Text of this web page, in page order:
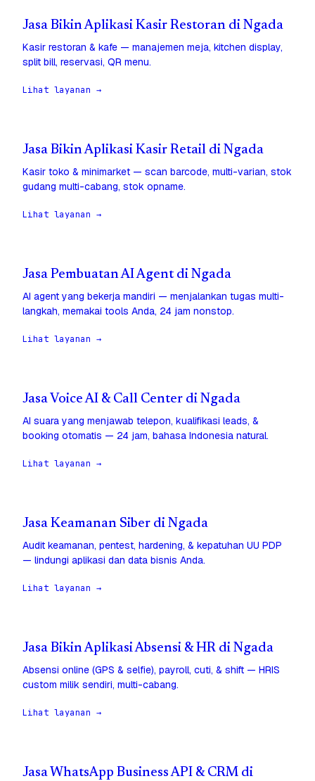
Jasa Bikin Aplikasi Kasir Restoran di Ngada
Kasir restoran & kafe — manajemen meja, kitchen display,
split bill, reservasi, QR menu.
Lihat layanan →
Jasa Bikin Aplikasi Kasir Retail di Ngada
Kasir toko & minimarket — scan barcode, multi-varian, stok
gudang multi-cabang, stok opname.
Lihat layanan →
Jasa Pembuatan AI Agent di Ngada
AI agent yang bekerja mandiri — menjalankan tugas multi-
langkah, memakai tools Anda, 24 jam nonstop.
Lihat layanan →
Jasa Voice AI & Call Center di Ngada
AI suara yang menjawab telepon, kualifikasi leads, &
booking otomatis — 24 jam, bahasa Indonesia natural.
Lihat layanan →
Jasa Keamanan Siber di Ngada
Audit keamanan, pentest, hardening, & kepatuhan UU PDP
— lindungi aplikasi dan data bisnis Anda.
Lihat layanan →
Jasa Bikin Aplikasi Absensi & HR di Ngada
Absensi online (GPS & selfie), payroll, cuti, & shift — HRIS
custom milik sendiri, multi-cabang.
Lihat layanan →
Jasa WhatsApp Business API & CRM di